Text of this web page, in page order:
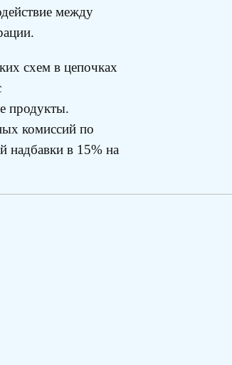
между
схем в цепочках
продукты.
комиссий по
надбавки в 15% на